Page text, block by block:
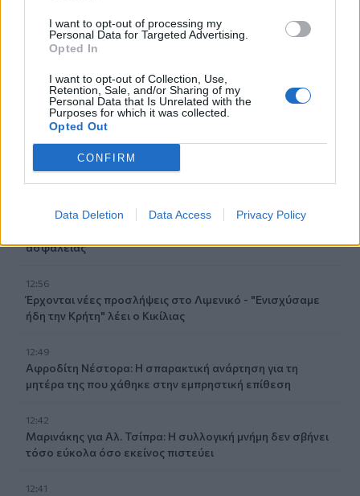
I want to opt-out of processing my
Personal Data for Targeted Advertising.
Opted In
I want to opt-out of Collection, Use,
Retention, Sale, and/or Sharing of my
Personal Data that Is Unrelated with the
Purposes for which it was collected.
Opted Out
CONFIRM
Data Deletion Data Access Privacy Policy
Πέθανε ο φιλόσοφος και συγγραφέας, Στέλιος Ράμφος
Μήλος: Μπαράζ αντιδράσεων και εισαγγελική
παρέμβαση για το ελικόπτερο που προσγειώθηκε στο
Σαρακήνικο
13:22
Δήμος Φαιστού: Εκδήλωση Μνήμης Πεσόντων
ασφάλειας
12:56
Έρχονται νέες προσλήψεις στο Λιμενικό - "Ενισχύσαμε
ήδη την Κρήτη" λέει ο Κικίλιας
12:49
Αφροδίτη Νέστορα: Η σπαρακτική ανάρτηση για τη
μητέρα της που χάθηκε στην εμπρηστική επίθεση
12:42
Μαρινάκης για Αλ. Τσίπρα: Η συλλογική μνήμη δεν σβήνει
τόσο εύκολα όσο εκείνος πιστεύει
12:41